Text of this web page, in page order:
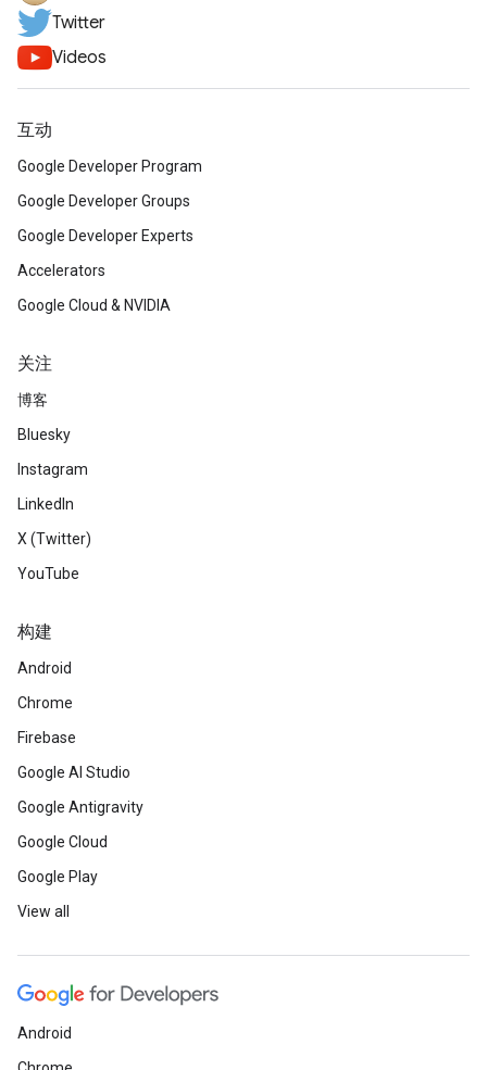
Twitter
Videos
互动
Google Developer Program
Google Developer Groups
Google Developer Experts
Accelerators
Google Cloud & NVIDIA
关注
博客
Bluesky
Instagram
LinkedIn
X (Twitter)
YouTube
构建
Android
Chrome
Firebase
Google AI Studio
Google Antigravity
Google Cloud
Google Play
View all
Android